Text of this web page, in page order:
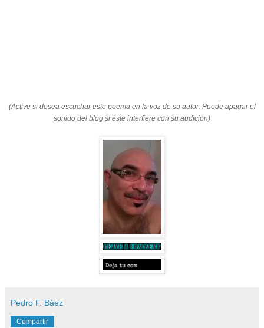
(Active si desea escuchar este poema en la voz de su autor. Puede apagar el
sonido del blog si éste interfiere con su audición)
Pedro F. Báez
Compartir